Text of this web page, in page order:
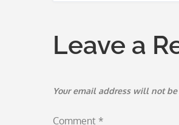
Leave a
Your email address will not
Comment *